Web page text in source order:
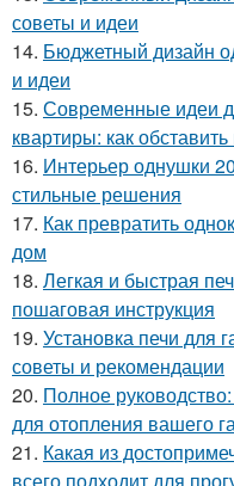
советы и идеи
14. Бюджетный дизайн
и идеи
15. Современные идеи
квартиры: как
16. Интерьер однушки
стильные решения
17. Как превратить
дом
18. Легкая и быстрая
пошаговая инструкция
19. Установка печи для
советы и рекомендации
20. Полное
для отопления вашего
21. Какая из